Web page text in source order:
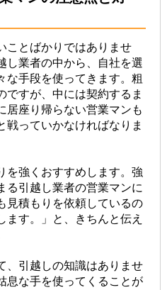
ことばかりではありませ
し業者の中から、自社を選
な手段を使ってきます。粗
ですが、中には契約するま
居座り帰らない営業マンも
戦っていかなければなりま
を強くおすすめします。強
る引越し業者の営業マンに
見積もりを依頼しているの
ます。」と、きちんと伝え
、引越しの知識はありませ
息な手を使ってくることが